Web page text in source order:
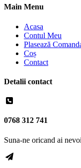
Main Menu
Acasa
Contul Meu
Plasează
Coș
Contact
Detalii contact
0768 312 741
Suna-ne oricand ai